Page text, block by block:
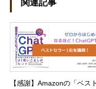
ージ（
ィ（
リ/内部
セキュ
トワー
バ/資産
ど）、
関連記事
【感謝】Amazonの「ベス